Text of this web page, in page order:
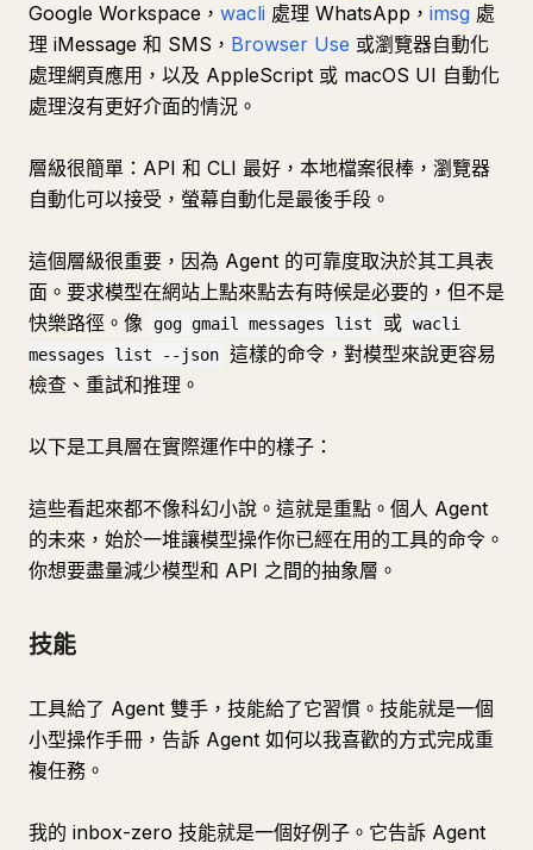
Google Workspace， wacli 處理 WhatsApp， imsg 處
理 iMessage 和 SMS， Browser Use 或瀏覽器自動化
處理網頁應用，以及 AppleScript 或 macOS UI 自動化
處理沒有更好介面的情況。
層級很簡單：API 和 CLI 最好，本地檔案很棒，瀏覽器
自動化可以接受，螢幕自動化是最後手段。
這個層級很重要，因為 Agent 的可靠度取決於其工具表
面。要求模型在網站上點來點去有時候是必要的，但不是
快樂路徑。像 gog gmail messages list 或 wacli
messages list --json 這樣的命令，對模型來說更容易
檢查、重試和推理。
以下是工具層在實際運作中的樣子：
這些看起來都不像科幻小說。這就是重點。個人 Agent
的未來，始於一堆讓模型操作你已經在用的工具的命令。
你想要盡量減少模型和 API 之間的抽象層。
技能
工具給了 Agent 雙手，技能給了它習慣。技能就是一個
小型操作手冊，告訴 Agent 如何以我喜歡的方式完成重
複任務。
我的 inbox-zero 技能就是一個好例子。它告訴 Agent